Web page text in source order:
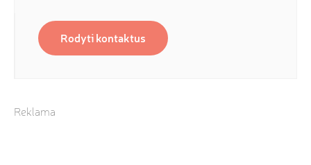
Rodyti kontaktus
Reklama